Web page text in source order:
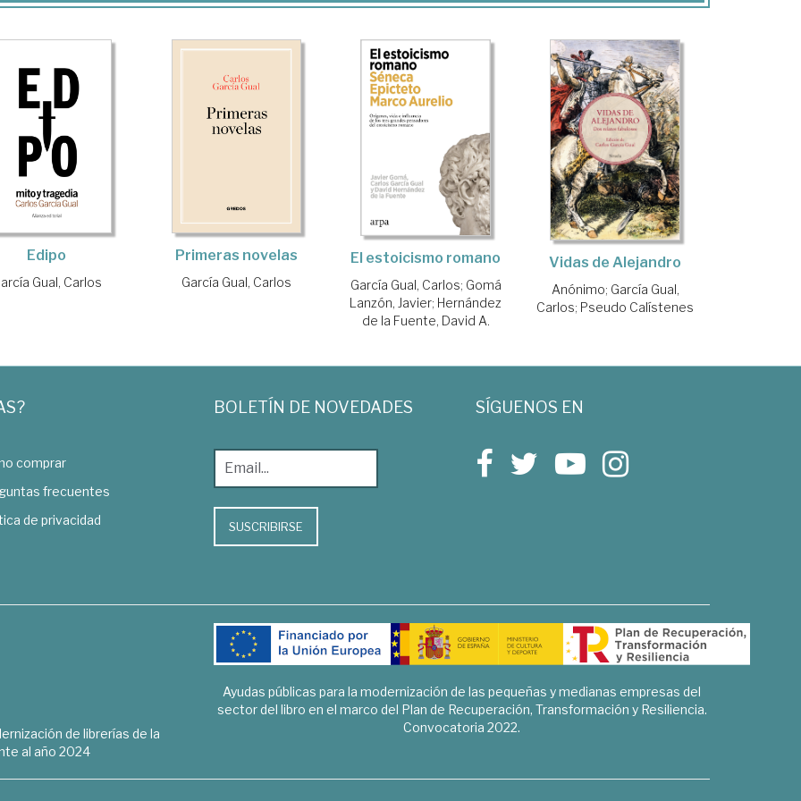
Edipo
Gual, Carlos
Primeras novelas
García Gual, Carlos
El estoicismo romano
García Gual, Carlos; Gomá
Lanzón, Javier; Hernández
de la Fuente, David A.
Vidas de Alejandro
Anónimo; García Gual,
Carlos; Pseudo Calístenes
comprar
frecuentes
de privacidad
BOLETÍN DE NOVEDADES
SUSCRIBIRSE
SÍGUENOS EN
de librerías de la
al año 2024
Ayudas públicas para la modernización de las pequeñas y medianas empresas del
sector del libro en el marco del Plan de Recuperación, Transformación y Resiliencia.
Convocatoria 2022.